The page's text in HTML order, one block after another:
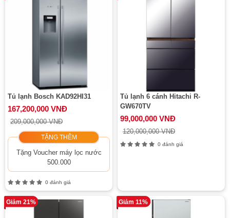
Tủ lạnh Bosch KAD92HI31
167,200,000 VNĐ
209,000,000 VNĐ
TẶNG THÊM
Tặng Voucher máy lọc nước
500.000
0 đánh giá
Tủ lạnh 6 cánh Hitachi R-
GW670TV
99,000,000 VNĐ
120,000,000 VNĐ
0 đánh giá
Giảm 21% Giảm 11%